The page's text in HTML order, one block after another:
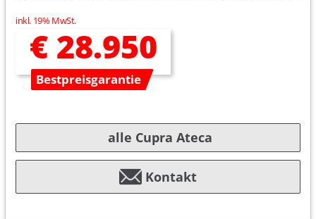
inkl. 19% MwSt.
€ 28.950
Bestpreisgarantie
alle Cupra Ateca
Kontakt